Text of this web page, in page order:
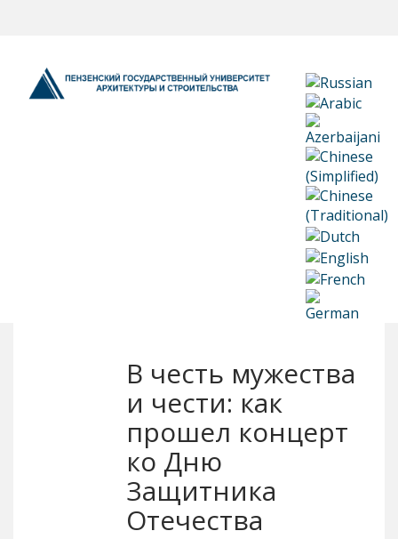
В честь мужества
и чести: как
прошел концерт
ко Дню
Защитника
Отечества